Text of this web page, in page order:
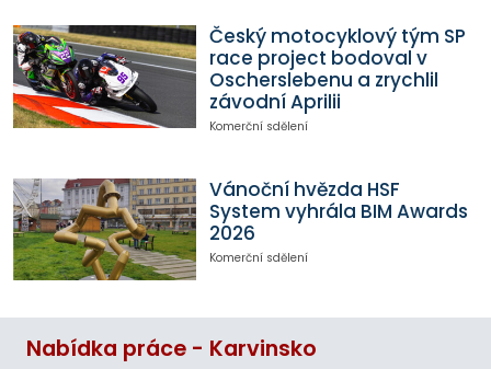
Český motocyklový tým SP
race project bodoval v
Oscherslebenu a zrychlil
závodní Aprilii
Komerční sdělení
Vánoční hvězda HSF
System vyhrála BIM Awards
2026
Komerční sdělení
Nabídka práce - Karvinsko